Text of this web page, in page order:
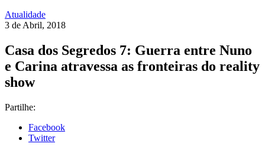
Atualidade
3 de Abril, 2018
Casa dos Segredos 7: Guerra entre Nuno
e Carina atravessa as fronteiras do reality
show
Partilhe:
Facebook
Twitter